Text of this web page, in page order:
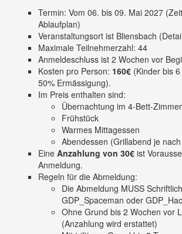
Termin: Vom 06. bis 09. Mai 2027
Ablaufplan)
Veranstaltungsort ist Bliensbach
Maximale Teilnehmerzahl: 44
Anmeldeschluss ist 2 Wochen vor
Kosten pro Person: 160€ (Kinder bis
50% Ermässigung).
Im Preis enthalten sind:
Übernachtung im 4-Bett-Zimmer
Frühstück
Warmes Mittagessen
Abendessen (Grillabend je
Eine Anzahlung von 30€ ist
Anmeldung.
Regeln für die Abmeldung:
Die Abmeldung MUSS
GDP_Spaceman oder
Ohne Grund bis 2 Wochen vor
(Anzahlung wird erstattet)